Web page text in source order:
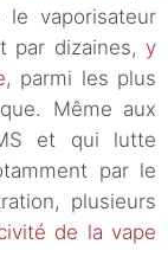
vaporisateur
par dizaines, y
, parmi les plus
Même aux
et qui lutte
par le
plusieurs
de la vape